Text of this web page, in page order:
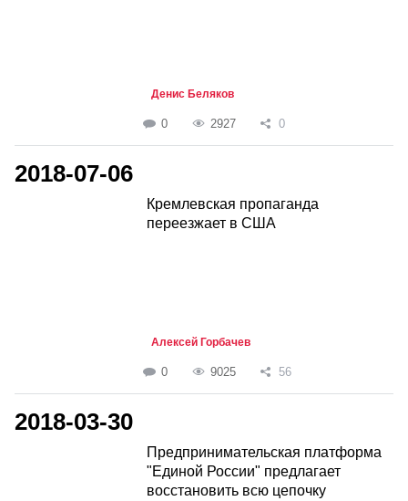
Денис Беляков
0 2927 0
2018-07-06
Кремлевская пропаганда
переезжает в США
Алексей Горбачев
0 9025 56
2018-03-30
Предпринимательская платформа
"Единой России" предлагает
восстановить всю цепочку